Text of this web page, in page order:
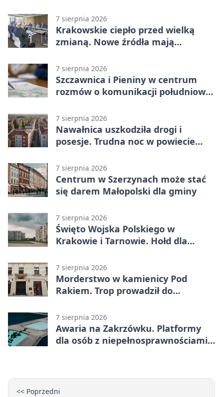
7 sierpnia 2026
Krakowskie ciepło przed wielką
zmianą. Nowe źródła mają
7 sierpnia 2026
Szczawnica i Pieniny w centrum
rozmów o komunikacji południowej
7 sierpnia 2026
Nawałnica uszkodziła drogi i
posesje. Trudna noc w powiecie
7 sierpnia 2026
Centrum w Szerzynach może stać
się darem Małopolski dla gminy
7 sierpnia 2026
Święto Wojska Polskiego w
Krakowie i Tarnowie. Hołd dla
7 sierpnia 2026
Morderstwo w kamienicy Pod
Rakiem. Trop prowadził do
7 sierpnia 2026
Awaria na Zakrzówku. Platformy
dla osób z niepełnosprawnościami
<< Poprzedni